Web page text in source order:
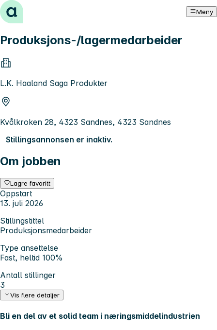
Hopp til innhold Meny
Produksjons-/lagermedarbeider
L.K. Haaland Saga Produkter
Kvålkroken 28, 4323 Sandnes, 4323 Sandnes
Stillingsannonsen er inaktiv.
Om jobben
Lagre favoritt
Oppstart
13. juli 2026
Stillingstittel
Produksjonsmedarbeider
Type ansettelse
Fast, heltid 100%
Antall stillinger
3
Vis flere detaljer
Bli en del av et solid team i næringsmiddelindustrien